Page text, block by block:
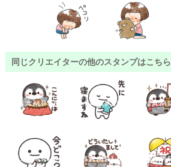
同じクリエイターの他のスタンプはこちら